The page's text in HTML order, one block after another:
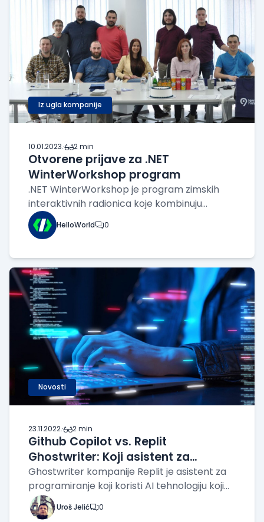
Iz ugla kompanije
10.01.2023.· 2 min
Otvorene prijave za .NET
WinterWorkshop program
.NET WinterWorkshop je program zimskih
interaktivnih radionica koje kombinuju
različite metode učenja – praktične zadatke,
video kurseve kao i saradnju sa mentorima,
kombinuje najbolje iz hibridnog okruženja, rad
o
HelloWorld 0
Novosti
23.11.2022.· 2 min
Github Copilot vs. Replit
Ghostwriter: Koji asistent za
programiranje je bolji?
Ghostwriter kompanije Replit je asistent za
programiranje koji koristi AI tehnologiju koji
može da vam pruži sugestije koje kodiranje
čine lakšim. Ghostwriter radi u onlajn
Uroš Jelić 0